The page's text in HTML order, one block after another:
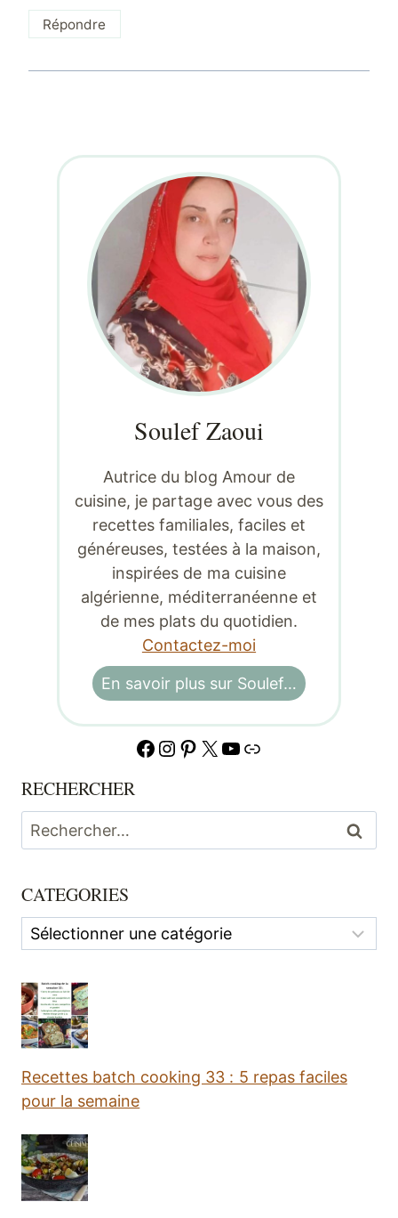
Répondre
Soulef Zaoui
Autrice du blog Amour de
cuisine, je partage avec vous des
recettes familiales, faciles et
généreuses, testées à la maison,
inspirées de ma cuisine
algérienne, méditerranéenne et
de mes plats du quotidien.
Contactez-moi
En savoir plus sur Soulef…
Facebook
Instagram
Pinterest
X YouTube
Lien
RECHERCHER
Rechercher :
CATEGORIES
Categories
Recettes batch cooking 33 : 5 repas faciles
pour la semaine